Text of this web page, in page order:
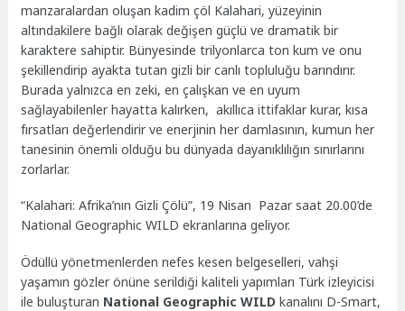
manzaralardan oluşan kadim çöl Kalahari, yüzeyinin
altındakilere bağlı olarak değişen güçlü ve dramatik bir
karaktere sahiptir. Bünyesinde trilyonlarca ton kum ve onu
şekillendirip ayakta tutan gizli bir canlı topluluğu barındırır.
Burada yalnızca en zeki, en çalışkan ve en uyum
sağlayabilenler hayatta kalırken, akıllıca ittifaklar kurar, kısa
fırsatları değerlendirir ve enerjinin her damlasının, kumun her
tanesinin önemli olduğu bu dünyada dayanıklılığın sınırlarını
zorlarlar.
“Kalahari: Afrika’nın Gizli Çölü”, 19 Nisan Pazar saat 20.00’de
National Geographic WILD ekranlarına geliyor.
Ödüllü yönetmenlerden nefes kesen belgeselleri, vahşi
yaşamın gözler önüne serildiği kaliteli yapımları Türk izleyicisi
ile buluşturan National Geographic WILD kanalını D-Smart,